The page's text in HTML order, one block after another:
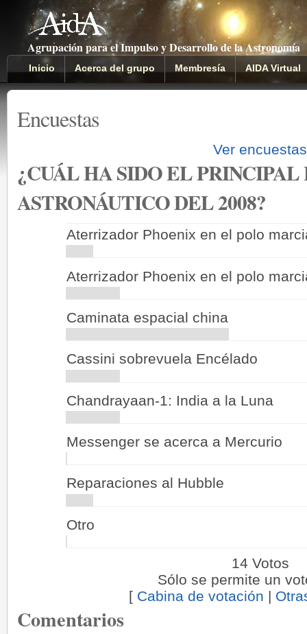
Agrupación para el Impulso y Desarrollo de la Astronomía
Inicio Acerca del grupo Membresía AIDA Virtual
Encuestas
Ver encuestas
¿CUÁL HA SIDO EL
ASTRONÁUTICO DEL 2008?
Aterrizador Phoenix en el polo
Aterrizador Phoenix en el polo
Caminata espacial china
Cassini sobrevuela Encélado
Chandrayaan-1: India a la Luna
Messenger se acerca a Mercurio
Reparaciones al Hubble
Otro
14 Votos
Sólo se permite un
[ Cabina de votación |
Comentarios